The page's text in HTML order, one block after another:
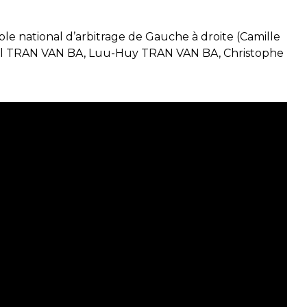
national d’arbitrage de Gauche à droite (Camille
VAN BA, Luu-Huy TRAN VAN BA, Christophe